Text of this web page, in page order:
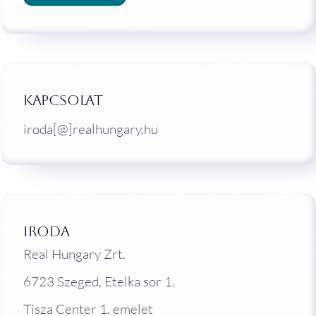
Kapcsolat
iroda[@]realhungary.hu
Iroda
Real Hungary Zrt.
6723 Szeged, Etelka sor 1.
Tisza Center 1. emelet